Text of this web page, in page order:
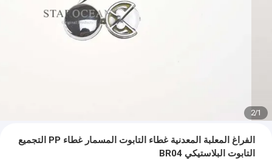
1
/
2
الفراغ المعلبة المعدنية غطاء التابوت المسمار غطاء PP التجميع
التابوت البلاستيكي BR04